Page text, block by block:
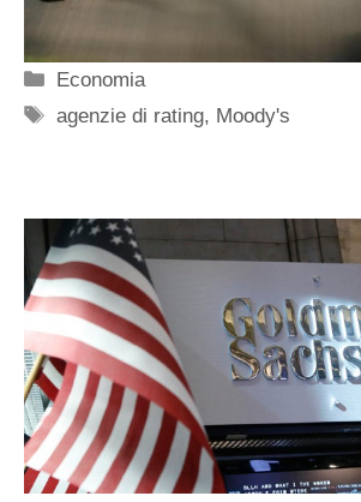
Categorie
Economia
Tag
agenzie di rating, Moody's